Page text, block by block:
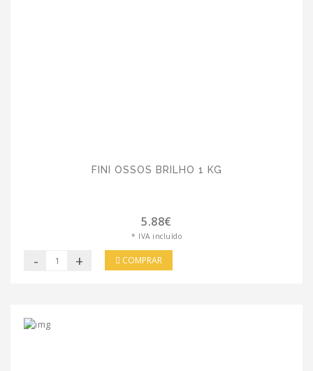
FINI OSSOS BRILHO 1 KG
5.88€
* IVA incluído
- + COMPRAR